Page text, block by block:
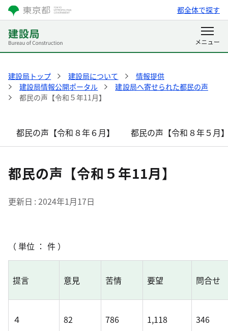
都全体で探す
建設局トップ 建設局について
情報提供
建設局情報公開ポータル
建設局へ寄せられた都民の声
都民の声【令和５年11月】
都民の声【令和８年６月】 都民の声【令和８年５月
都民の声【令和５年11月】
更新日 2024年1月17日
（ 単位 ： 件 ）
提言 意見 苦情 要望 問合せ
４ 82 786 1,118 346